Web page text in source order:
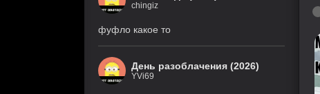
chingiz
фуфло какое то
День разоблачения (2026)
YVi69